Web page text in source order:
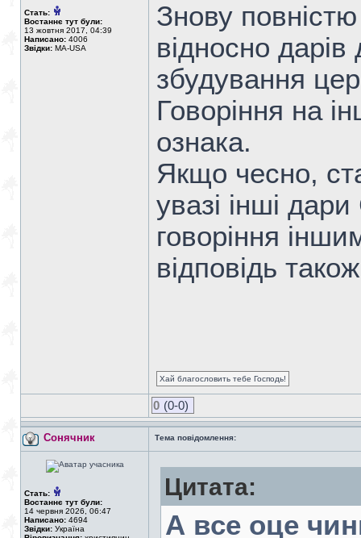
Стать:
Востаннє тут були:
13 жовтня 2017, 04:39
Написано: 4006
Звідки: MA-USA
Знову
відносно
збудування
Говоріння на
ознака.
Якщо чесно,
увазі інші
говоріння
відповідь
Хай благословить тебе Господь!
0 (0-0)
Сонячник Тема повідомлення:
Стать:
Востаннє тут були:
14 червня 2026, 06:47
Написано: 4694
Звідки: Україна
Цитата:
А все оце